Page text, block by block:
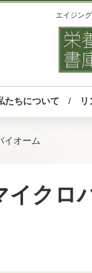
エイジン
たちについて
イオーム
イクロ